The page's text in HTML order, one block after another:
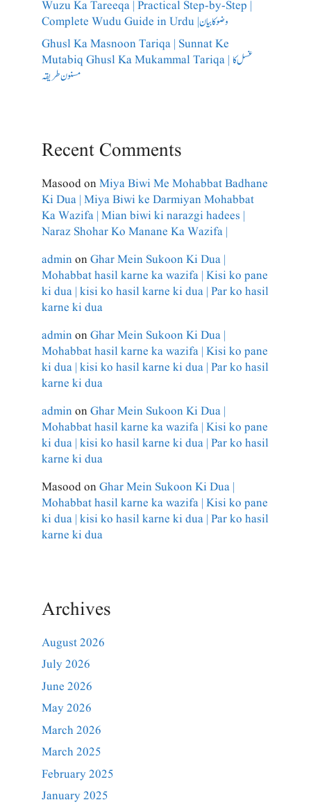
Wuzu Ka Tareeqa | Practical Step-by-Step |
Complete Wudu Guide in Urdu |وضو کا بیان
Ghusl Ka Masnoon Tariqa | Sunnat Ke
Mutabiq Ghusl Ka Mukammal Tariqa | غسل کا
مسنون طریقہ
Recent Comments
MasoodonMiya Biwi Me Mohabbat Badhane
Ki Dua | Miya Biwi ke Darmiyan Mohabbat
Ka Wazifa | Mian biwi ki narazgi hadees |
Naraz Shohar Ko Manane Ka Wazifa |
adminonGhar Mein Sukoon Ki Dua |
Mohabbat hasil karne ka wazifa | Kisi ko pane
ki dua | kisi ko hasil karne ki dua | Par ko hasil
karne ki dua
adminonGhar Mein Sukoon Ki Dua |
Mohabbat hasil karne ka wazifa | Kisi ko pane
ki dua | kisi ko hasil karne ki dua | Par ko hasil
karne ki dua
adminonGhar Mein Sukoon Ki Dua |
Mohabbat hasil karne ka wazifa | Kisi ko pane
ki dua | kisi ko hasil karne ki dua | Par ko hasil
karne ki dua
MasoodonGhar Mein Sukoon Ki Dua |
Mohabbat hasil karne ka wazifa | Kisi ko pane
ki dua | kisi ko hasil karne ki dua | Par ko hasil
karne ki dua
Archives
August 2026
July 2026
June 2026
May 2026
March 2026
March 2025
February 2025
January 2025